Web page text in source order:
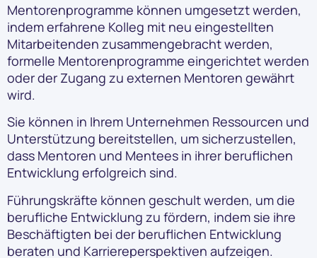
Mentorenprogramme können umgesetzt werden,
indem erfahrene Kolleg mit neu eingestellten
Mitarbeitenden zusammengebracht werden,
formelle Mentorenprogramme eingerichtet werden
oder der Zugang zu externen Mentoren gewährt
wird.
Sie können in Ihrem Unternehmen Ressourcen und
Unterstützung bereitstellen, um sicherzustellen,
dass Mentoren und Mentees in ihrer beruflichen
Entwicklung erfolgreich sind.
Führungskräfte können geschult werden, um die
berufliche Entwicklung zu fördern, indem sie ihre
Beschäftigten bei der beruflichen Entwicklung
beraten und Karriereperspektiven aufzeigen.